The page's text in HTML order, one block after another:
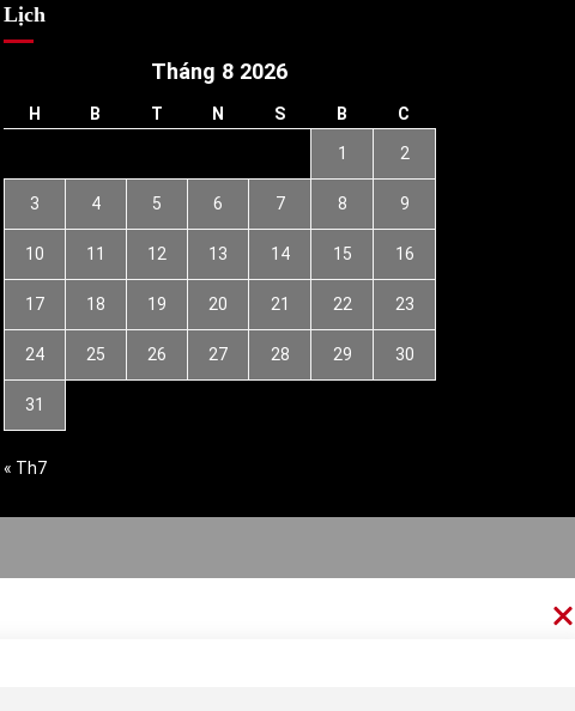
Lịch
Tháng 8 2026
H B T N S B C
1 2
3 4 5 6 7 8 9
10 11 12 13 14 15 16
17 18 19 20 21 22 23
24 25 26 27 28 29 30
31
« Th7